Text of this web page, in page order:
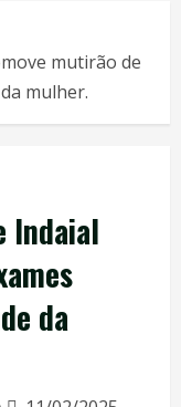
mutirão de
mulher.
Indaial
da